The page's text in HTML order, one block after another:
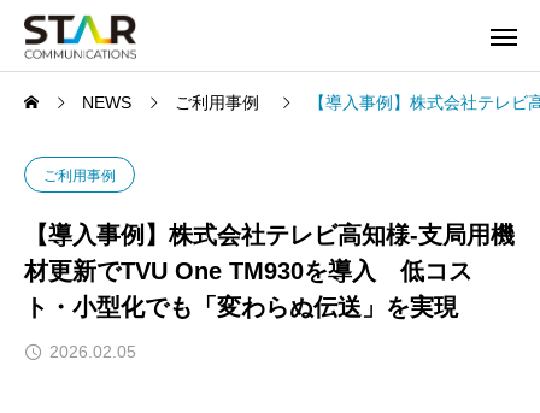
NEWS ご利用事例 【導入事例】株式会社テレ
ご利用事例
【導入事例】株式会社テレビ高知様‐支局用機
材更新でTVU One TM930を導入 低コス
ト・小型化でも「変わらぬ伝送」を実現
2026.02.05